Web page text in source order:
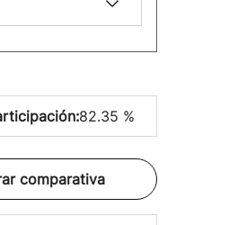
82.35 %
comparativa